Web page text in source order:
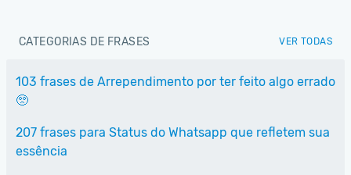
CATEGORIAS DE FRASES VER TODAS
103 frases de Arrependimento por ter feito algo errado
🥺
207 frases para Status do Whatsapp que refletem sua
essência